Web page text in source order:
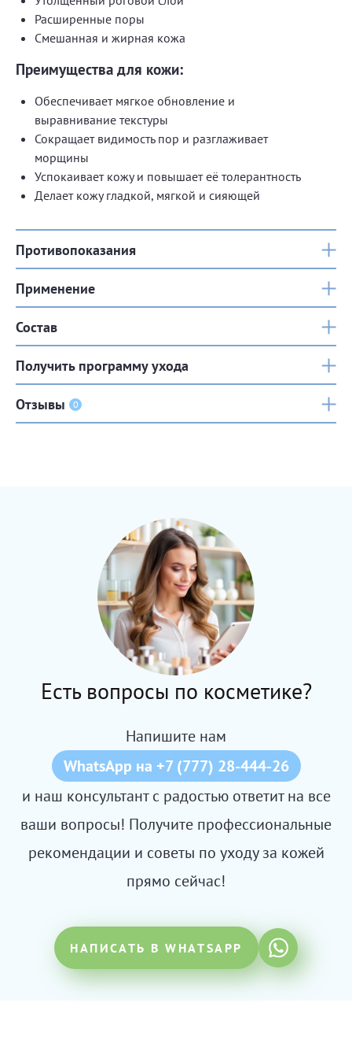
Расширенные поры
Смешанная и жирная кожа
Преимущества для кожи:
Обеспечивает мягкое обновление и
выравнивание текстуры
Сокращает видимость пор и разглаживает
морщины
Успокаивает кожу и повышает её толерантность
Делает кожу гладкой, мягкой и сияющей
Противопоказания
Применение
Состав
Получить программу ухода
Отзывы 0
Есть вопросы по косметике?
Напишите нам
WhatsApp на +7 (777) 28-444-26
и наш консультант с радостью ответит на все
ваши вопросы! Получите профессиональные
рекомендации и советы по уходу за кожей
прямо сейчас!
НАПИСАТЬ В WHATSAPP